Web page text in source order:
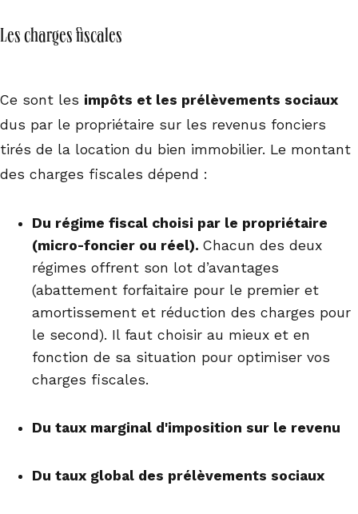
Les charges fiscales
Ce sont les impôts et les prélèvements sociaux
dus par le propriétaire sur les revenus fonciers
tirés de la location du bien immobilier. Le montant
des charges fiscales dépend :
Du régime fiscal choisi par le propriétaire
(micro-foncier ou réel). Chacun des deux
régimes offrent son lot d’avantages
(abattement forfaitaire pour le premier et
amortissement et réduction des charges pour
le second). Il faut choisir au mieux et en
fonction de sa situation pour optimiser vos
charges fiscales.
Du taux marginal d'imposition sur le revenu
Du taux global des prélèvements sociaux